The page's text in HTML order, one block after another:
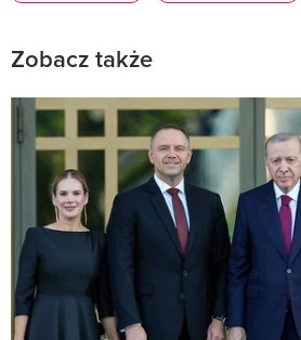
Zobacz także